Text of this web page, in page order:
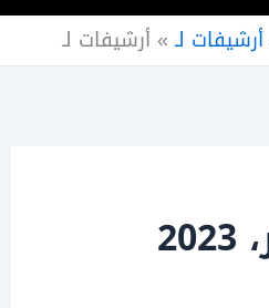
أرشيفات لـ» أرشيفات لـ